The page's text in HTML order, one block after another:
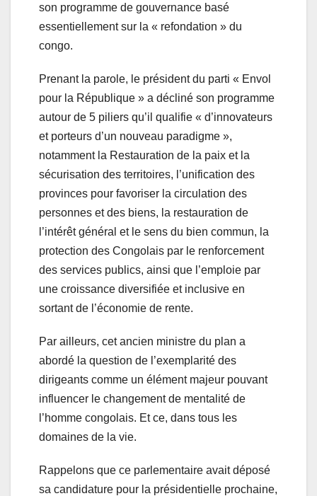
son programme de gouvernance basé
essentiellement sur la « refondation » du
congo.
Prenant la parole, le président du parti « Envol
pour la République » a décliné son programme
autour de 5 piliers qu’il qualifie « d’innovateurs
et porteurs d’un nouveau paradigme »,
notamment la Restauration de la paix et la
sécurisation des territoires, l’unification des
provinces pour favoriser la circulation des
personnes et des biens, la restauration de
l’intérêt général et le sens du bien commun, la
protection des Congolais par le renforcement
des services publics, ainsi que l’emploie par
une croissance diversifiée et inclusive en
sortant de l’économie de rente.
Par ailleurs, cet ancien ministre du plan a
abordé la question de l’exemplarité des
dirigeants comme un élément majeur pouvant
influencer le changement de mentalité de
l’homme congolais. Et ce, dans tous les
domaines de la vie.
Rappelons que ce parlementaire avait déposé
sa candidature pour la présidentielle prochaine,